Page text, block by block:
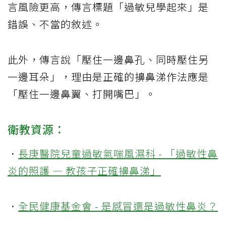
言風險更高，傳言標題「過敏兒學起來」是
錯誤、不當的敘述。
此外，傳言說「壓住一邊鼻孔、同時壓住另
一邊耳朵」，理由是正確的擤鼻涕作法應是
「壓住一邊鼻翼、打開嘴巴」。
衛教資源：
． 長庚醫院兒童過敏氣喘風濕科 - 「過敏性鼻
炎的照護 — 教孩子正確擤鼻涕」
． 全民健康基金會 - 是感冒還是過敏性鼻炎？